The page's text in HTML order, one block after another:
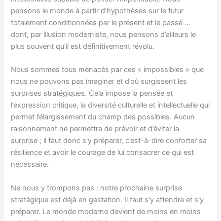
pensons le monde à partir d’hypothèses sur le futur
totalement conditionnées par le présent et le passé …
dont, par illusion moderniste, nous pensons d’ailleurs le
plus souvent qu’il est définitivement révolu.
Nous sommes tous menacés par ces « impossibles » que
nous ne pouvons pas imaginer et d’où surgissent les
surprises stratégiques. Cela impose la pensée et
l’expression critique, la diversité culturelle et intellectuelle qui
permet l’élargissement du champ des possibles. Aucun
raisonnement ne permettra de prévoir et d’éviter la
surprise ; il faut donc s’y préparer, c’est-à-dire conforter sa
résilience et avoir le courage de lui consacrer ce qui est
nécessaire.
Ne nous y trompons pas : notre prochaine surprise
stratégique est déjà en gestation. Il faut s’y attendre et s’y
préparer. Le monde moderne devient de moins en moins